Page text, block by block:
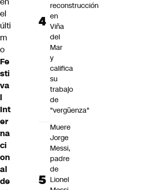
el
últi
m
o
Fe
sti
va
l
Int
er
na
ci
on
al
de
reconstrucción
en
Viña
del
Mar
y
califica
su
trabajo
de
"vergüenza"
Muere
Jorge
Messi,
padre
de
Lionel